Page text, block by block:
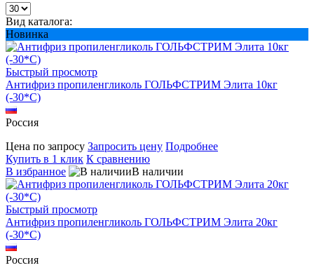
Вид каталога:
Новинка
Быстрый просмотр
Антифриз пропиленгликоль ГОЛЬФСТРИМ Элита 10кг
(-30*С)
Россия
Цена по запросу Запросить цену Подробнее
Купить в 1 клик К сравнению
В избранное
В наличии
Быстрый просмотр
Антифриз пропиленгликоль ГОЛЬФСТРИМ Элита 20кг
(-30*С)
Россия